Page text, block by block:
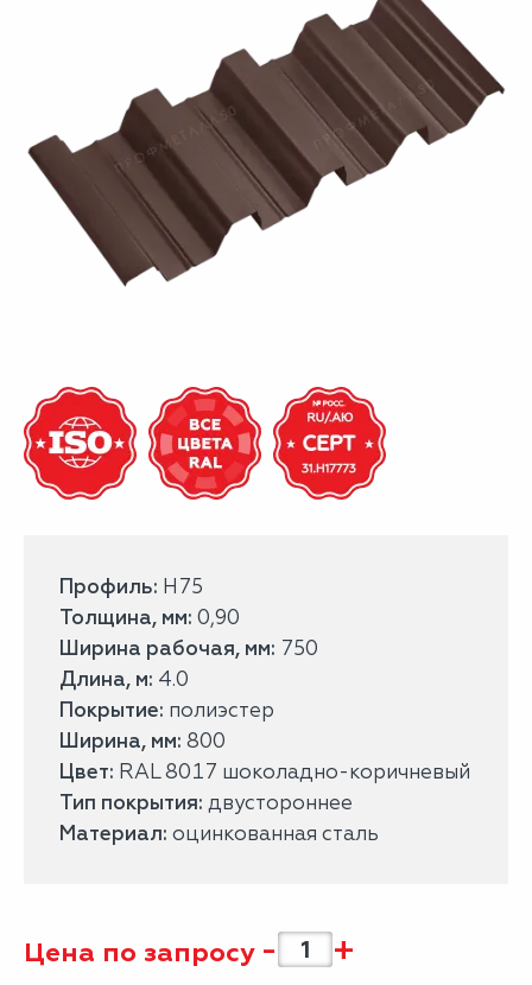
Профиль: Н75
Толщина, мм: 0,90
Ширина рабочая, мм: 750
Длина, м: 4.0
Покрытие: полиэстер
Ширина, мм: 800
Цвет: RAL 8017 шоколадно-коричневый
Тип покрытия: двустороннее
Материал: оцинкованная сталь
Цена по запросу - +